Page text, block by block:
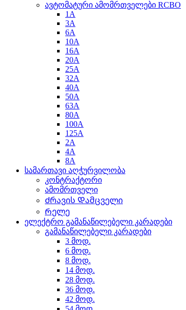
ავტომატური ამომრთველები RCBO
1A
3A
6A
10A
16A
20A
25A
32A
40A
50A
63A
80A
100A
125A
2A
4A
8A
სამართავი აღჭურვილობა
კონტრაქტორი
ამომრთველი
Ძრავის Დამცველი
Რელე
ელექტრო გამანაწილებელი კარადები
გამანაწილებელი კარადები
3 მოდ.
6 მოდ.
8 მოდ.
14 მოდ.
28 მოდ.
36 მოდ.
42 მოდ.